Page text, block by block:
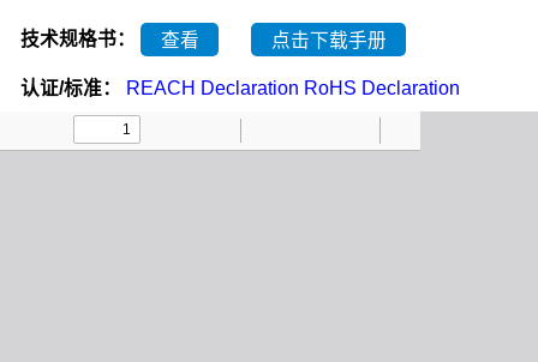
技术规格书： 查看 点击下载手册
认证/标准： REACH Declaration RoHS Declaration